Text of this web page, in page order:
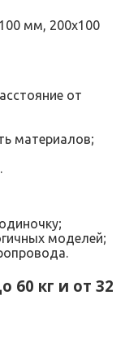
мм, 200х100
от
материалов;
моделей;
60 кг и от 32